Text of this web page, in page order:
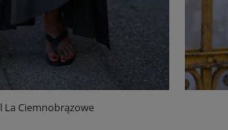
La Ciemnobrązowe